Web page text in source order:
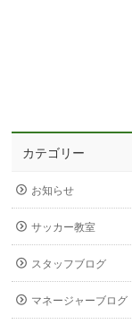
カテゴリー
お知らせ
サッカー教室
スタッフブログ
マネージャーブログ